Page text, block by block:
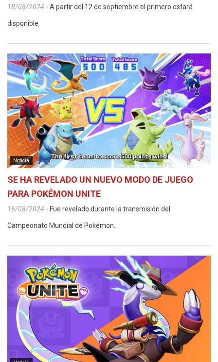
18/08/2024 - A partir del 12 de septiembre el primero estará
disponible
Noticia
SE HA REVELADO UN NUEVO MODO DE JUEGO
PARA POKÉMON UNITE
16/08/2024 - Fue revelado durante la transmisión del
Campeonato Mundial de Pokémon.